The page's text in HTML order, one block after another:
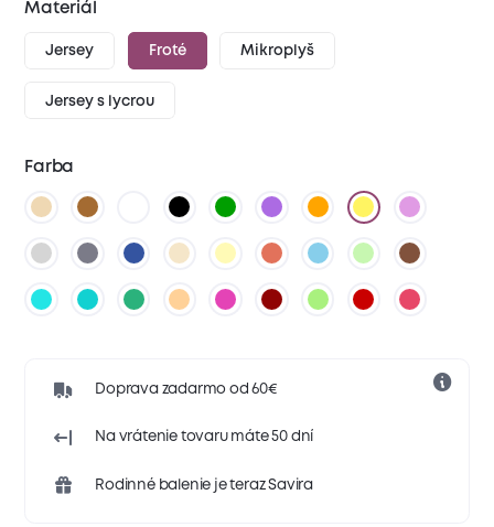
Materiál
Jersey Froté Mikroplyš
Jersey s lycrou
Farba
Doprava zadarmo od 60€
Na vrátenie tovaru máte 50 dní
Rodinné balenie je teraz Savira